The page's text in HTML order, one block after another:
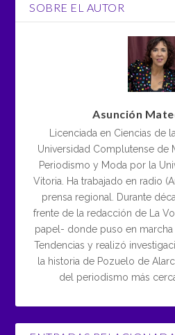
SOBRE EL AUTOR
Asunción
Licenciada en Ciencias de
Universidad Complutense de
Periodismo y Moda por la
Vitoria. Ha trabajado en radio
prensa regional. Durante
frente de la redacción de La
papel- donde puso en
Tendencias y realizó
la historia de Pozuelo de
del periodismo más